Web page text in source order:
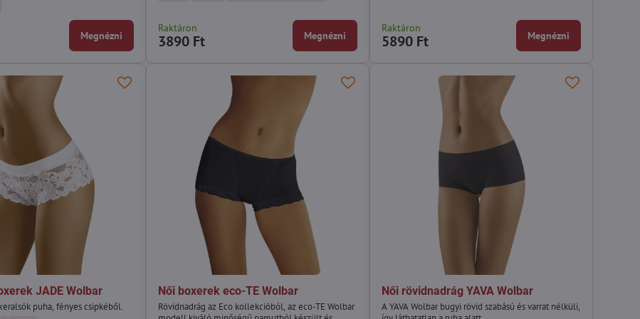
eco-HO Wolbar - Szín:
bugyi eco-HO Wolbar - Szín:
Megnézni
Raktáron
3890 Ft Megnézni
Raktáron
5890 Ft Megnézni
JADE Wolbar
puha, fényes csipkéből.
Női boxerek eco-TE Wolbar
Rövidnadrág az Eco kollekcióból, az eco-TE Wolbar
Női rövidnadrág YAVA Wolbar
A YAVA Wolbar bugyi rövid szabású és varrat nélküli,